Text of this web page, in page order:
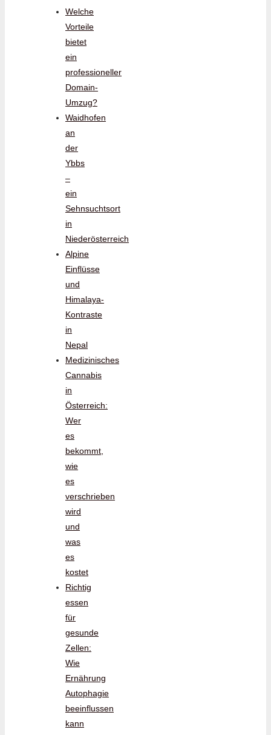
Welche
Vorteile
bietet
ein
professioneller
Domain-
Umzug?
Waidhofen
an
der
Ybbs
–
ein
Sehnsuchtsort
in
Niederösterreich
Alpine
Einflüsse
und
Himalaya-
Kontraste
in
Nepal
Medizinisches
Cannabis
in
Österreich:
Wer
es
bekommt,
wie
es
verschrieben
wird
und
was
es
kostet
Richtig
essen
für
gesunde
Zellen:
Wie
Ernährung
Autophagie
beeinflussen
kann